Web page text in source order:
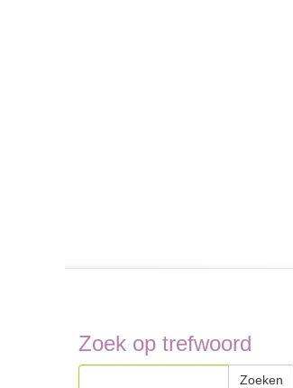
Zoek op trefwoord
Zoeken